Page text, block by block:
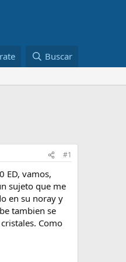
Buscar
#1
ED, vamos,
sujeto que me
en su noray y
tambien se
Como